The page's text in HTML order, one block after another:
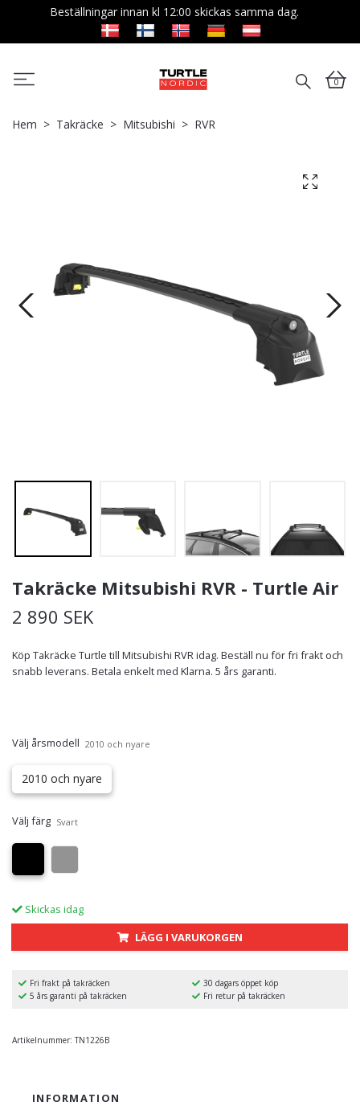
Beställningar innan kl 12:00 skickas samma dag.
0
Hem Takräcke Mitsubishi RVR
Takräcke Mitsubishi RVR - Turtle Air
2 890 SEK
Köp Takräcke Turtle till Mitsubishi RVR idag. Beställ nu för fri frakt och
snabb leverans. Betala enkelt med Klarna. 5 års garanti.
Välj årsmodell 2010 och nyare
2010 och nyare
Välj färg Svart
Skickas idag
LÄGG I VARUKORGEN
Fri frakt på takräcken
30 dagars öppet köp
5 års garanti på takräcken
Fri retur på takräcken
Artikelnummer: TN1226B
INFORMATION